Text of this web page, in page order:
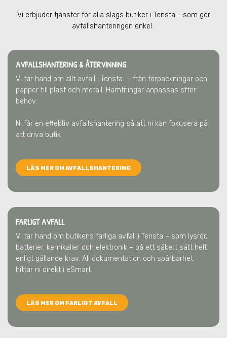
Vi erbjuder tjänster för alla slags butiker i Tensta - som gör
avfallshanteringen enkel.
AVFALLSHANTERING & ÅTERVINNING
Vi tar hand om allt avfall i Tensta – från förpackningar och
papper till plast och metall. Hämtningar anpassas efter
behov.
Ni får en effektiv avfallshantering så att ni kan fokusera på
att driva butik.
LÄS MER OM AVFALLSHANTERING
FARLIGT AVFALL
Vi tar hand om butikens farliga avfall i Tensta – som lysrör,
batterier, kemikalier och elektronik – på ett säkert sätt helt
enligt gällande krav. All dokumentation och spårbarhet
hittar ni direkt i eSmart.
LÄS MER OM FARLIGT AVFALL